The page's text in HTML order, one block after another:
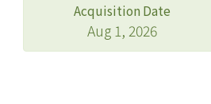
Acquisition Date
Aug 1, 2026